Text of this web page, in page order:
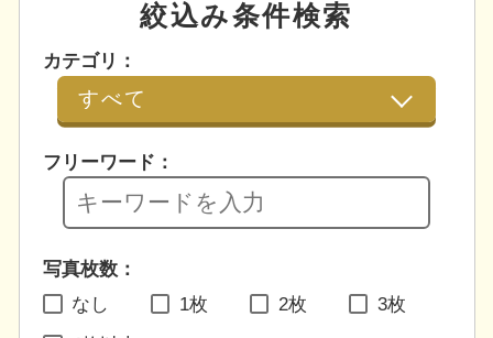
絞込み条件検索
カテゴリ：
フリーワード：
写真枚数：
なし
1枚 2枚 3枚